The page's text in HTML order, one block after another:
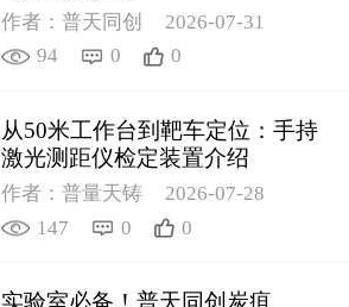
作者：普天同创
2026-07-31
94
0 0
从50米工作台到靶车定位：手持
激光测距仪检定装置介绍
作者：普量天铸
2026-07-28
147
0 0